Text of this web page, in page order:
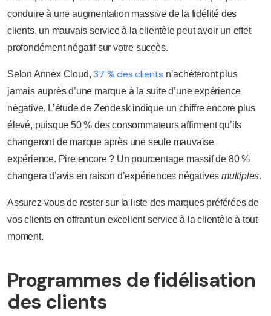
conduire à une augmentation massive de la fidélité des
clients, un mauvais service à la clientèle peut avoir un effet
profondément négatif sur votre succès.
Selon Annex Cloud,37 % des clients n’achèteront plus
jamais auprès d’une marque à la suite d’une expérience
négative. L’étude de Zendesk indique un chiffre encore plus
élevé, puisque 50 % des consommateurs affirment qu’ils
changeront de marque après une seule mauvaise
expérience. Pire encore ? Un pourcentage massif de 80 %
changera d’avis en raison d’expériences négatives multiples.
Assurez-vous de rester sur la liste des marques préférées de
vos clients en offrant un excellent service à la clientèle à tout
moment.
Programmes de fidélisation
des clients